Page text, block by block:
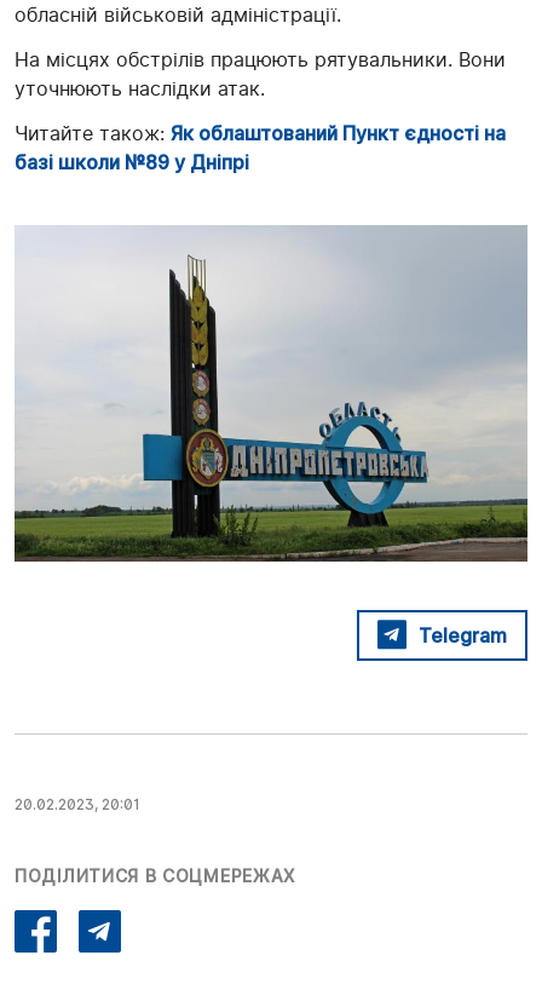
обласній військовій адміністрації.
На місцях обстрілів працюють рятувальники. Вони
уточнюють наслідки атак.
Читайте також: Як облаштований Пункт єдності на
базі школи №89 у Дніпрі
Telegram
20.02.2023, 20:01
ПОДІЛИТИСЯ В СОЦМЕРЕЖАХ